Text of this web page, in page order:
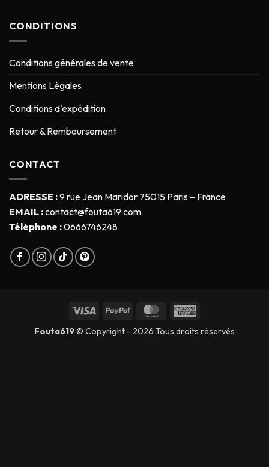
CONDITIONS
Conditions générales de vente
Mentions Légales
Conditions d’expédition
Retour & Remboursement
CONTACT
ADRESSE :9 rue Jean Maridor 75015 Paris – France
EMAIL :contact@fouta619.com
Téléphone :0666746248
Fouta619© Copyright - 2026 Tous droits réservés